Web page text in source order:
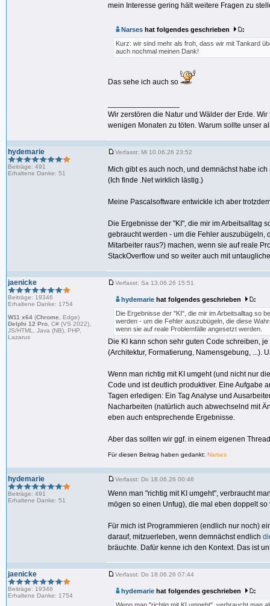
mein Interesse gering hält weitere Fragen zu
Narses hat folgendes geschrieben
:
Kurz: wir sind mehr als froh, dass wir mit Tankard
auch nochmal meinen Dank!
Das sehe ich auch so
Wir zerstören die Natur und Wälder der Erde.
wenigen Monaten zu töten. Warum sollte unser
hydemarie
Beiträge: 491
Erhaltene Danke: 51
Verfasst: Mi 10.06.26 23:52
Mich gibt es auch noch, und demnächst habe
(Ich finde .Net wirklich lästig.)
Meine Pascalsoftware entwickle ich aber
Die Ergebnisse der "KI", die mir im Arbeitsalltag
gebraucht werden - um die Fehler
Mitarbeiter raus?) machen, wenn sie auf reale
StackOverflow und so weiter auch mit
jaenicke
Beiträge: 19346
Erhaltene Danke: 1754
W11 x64 (Chrome , Edge)
Delphi 12 Pro , C# (VS 2022),
JS/HTML, Java (NB), PHP,
Lazarus
Verfasst: Sa 13.06.26 15:51
hydemarie hat folgendes geschrieben
:
Die Ergebnisse der "KI", die mir im Arbeitsalltag so
werden - um die Fehler auszubügeln, die diese
wenn sie auf reale Problemfälle angesetzt werden.
Die KI kann schon sehr guten Code schreiben,
(Architektur, Formatierung, Namensgebung, ...).
Wenn man richtig mit KI umgeht (und nicht nur
Code und ist deutlich produktiver. Eine Aufgabe
Tagen erledigen: Ein Tag Analyse und
Nacharbeiten (natürlich auch abwechselnd mit
eben auch entsprechende Ergebnisse.
Aber das sollten wir ggf. in einem eigenen
Für diesen Beitrag haben gedankt: Narses
hydemarie
Beiträge: 491
Erhaltene Danke: 51
Verfasst: Do 18.06.26 00:46
Wenn man "richtig mit KI umgeht", verbraucht
mögen so einen Unfug), die mal eben doppelt
Für mich ist Programmieren (endlich nur noch)
darauf, mitzuerleben, wenn demnächst endlich
bräuchte. Dafür kenne ich den Kontext. Das ist
jaenicke
Beiträge: 19346
Erhaltene Danke: 1754
Verfasst: Do 18.06.26 07:44
hydemarie hat folgendes geschrieben
: